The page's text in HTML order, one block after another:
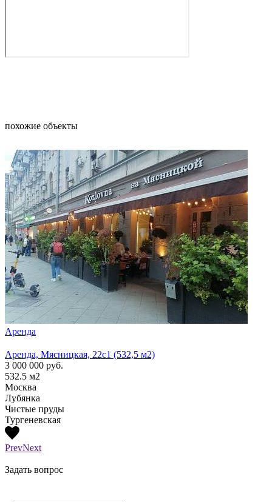
похожие объекты
Аренда
Аренда, Мясницкая, 22с1 (532,5 м2)
3 000 000 руб.
532.5 м2
Москва
Лубянка
Чистые пруды
Тургеневская
PrevNext
Задать вопрос